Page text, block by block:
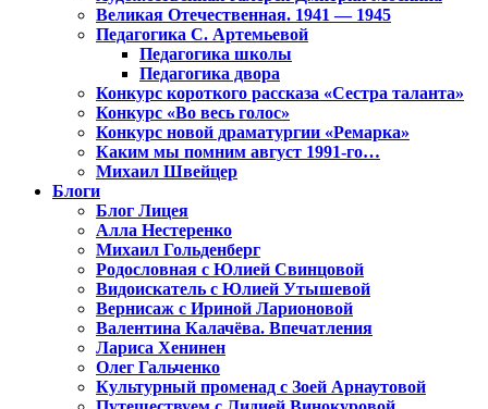
Великая Отечественная. 1941 — 1945
Педагогика С. Артемьевой
Педагогика школы
Педагогика двора
Конкурс короткого рассказа «Сестра таланта»
Конкурс «Во весь голос»
Конкурс новой драматургии «Ремарка»
Каким мы помним август 1991-го…
Михаил Швейцер
Блоги
Блог Лицея
Алла Нестеренко
Михаил Гольденберг
Родословная с Юлией Свинцовой
Видоискатель с Юлией Утышевой
Вернисаж с Ириной Ларионовой
Валентина Калачёва. Впечатления
Лариса Хенинен
Олег Гальченко
Культурный променад с Зоей Арнаутовой